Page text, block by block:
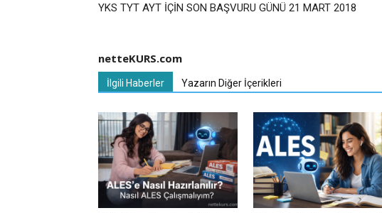
YKS TYT AYT İÇİN SON BAŞVURU GÜNÜ 21 MART 2018
netteKURS.com
İlgili Haberler Yazarın Diğer İçerikleri